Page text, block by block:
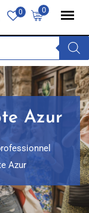
0
0
Azur
Azur